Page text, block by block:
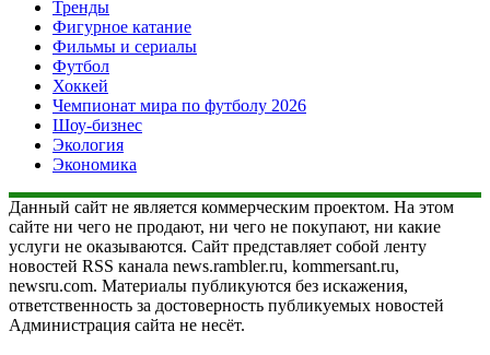
Тренды
Фигурное катание
Фильмы и сериалы
Футбол
Хоккей
Чемпионат мира по футболу 2026
Шоу-бизнес
Экология
Экономика
Данный сайт не является коммерческим проектом. На этом
сайте ни чего не продают, ни чего не покупают, ни какие
услуги не оказываются. Сайт представляет собой ленту
новостей RSS канала news.rambler.ru, kommersant.ru,
newsru.com. Материалы публикуются без искажения,
ответственность за достоверность публикуемых новостей
Администрация сайта не несёт.